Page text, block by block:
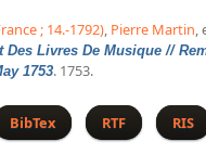
collections et
en objets
; 14.-1792), Pierre Martin,
Des Livres De Musique //
1753. 1753.
de Etat des livres de musique
BibTex RTF RIS